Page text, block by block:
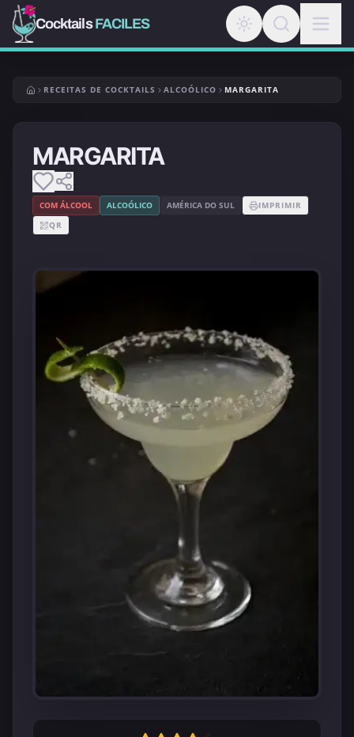
CocktailsFACILES
RECEITAS DE COCKTAILS ALCOÓLICO MARGARITA
MARGARITA
COM ÁLCOOL ALCOÓLICO AMÉRICA DO SUL
IMPRIMIR
QR